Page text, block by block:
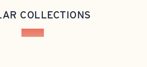
COLLECTIONS